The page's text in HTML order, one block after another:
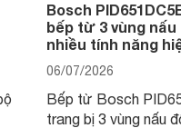
Bosch
bếp từ 3 vùng
nhiều tính năng
06/07/2026
Bếp từ Bosch
trang bị 3 vùng nấu